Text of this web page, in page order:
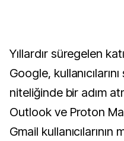
Yıllardır süregelen
Google,
niteliğinde bir adım
Outlook ve Proton
Gmail